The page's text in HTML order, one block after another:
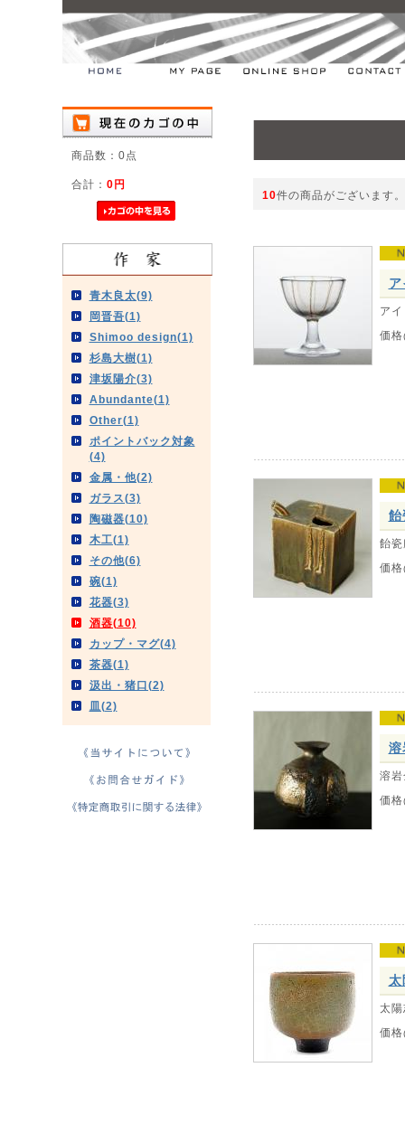
商品数：0点
合計： 0円
青木良太(9)
岡晋吾(1)
Shimoo design(1)
杉島大樹(1)
津坂陽介(3)
Abundante(1)
Other(1)
ポイントバック対象
(4)
金属・他(2)
ガラス(3)
陶磁器(10)
木工(1)
その他(6)
碗(1)
花器(3)
酒器(10)
カップ・マグ(4)
茶器(1)
汲出・猪口(2)
皿(2)
10件の商品がございます。
ア
価格
飴
価格
溶
溶
価格
太
太
価格